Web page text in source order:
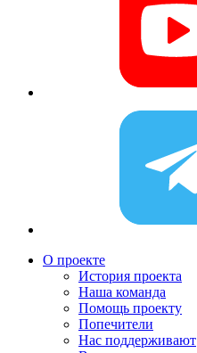
О проекте
История проекта
Наша команда
Помощь проекту
Попечители
Нас поддерживают